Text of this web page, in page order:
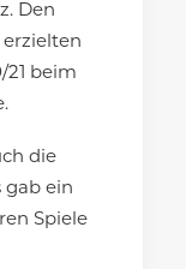
Den
21 beim
die
gab ein
Spiele